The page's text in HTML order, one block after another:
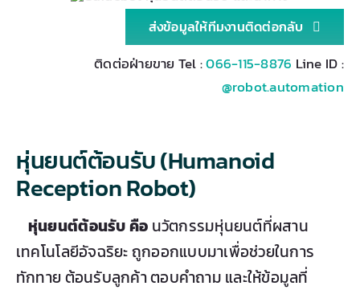
ส่งข้อมูลให้ทีมงานติดต่อกลับ
ติดต่อฝ่ายขาย Tel :066-115-8876 Line ID :
@robot.automation
หุ่นยนต์ต้อนรับ (Humanoid
Reception Robot)
หุ่นยนต์ต้อนรับ คือ นวัตกรรมหุ่นยนต์ที่ผสาน
เทคโนโลยีอัจฉริยะ ถูกออกแบบมาเพื่อช่วยในการ
ทักทาย ต้อนรับลูกค้า ตอบคำถาม และให้ข้อมูลที่